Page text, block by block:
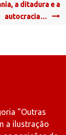
a ditadura e a
autocracia…
"Outras
a ilustração